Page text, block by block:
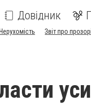
Довідник
Нерухомість Звіт про